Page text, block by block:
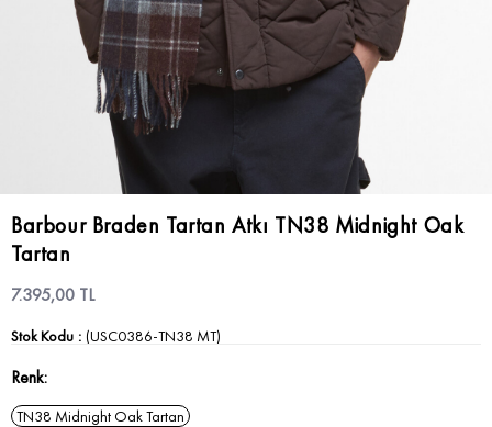
Barbour Braden Tartan Atkı TN38 Midnight Oak
Tartan
7.395,00 TL
Stok Kodu (USC0386-TN38 MT)
Renk
TN38 Midnight Oak Tartan